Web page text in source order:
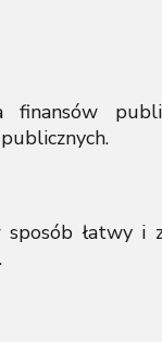
finansów
łatwy i